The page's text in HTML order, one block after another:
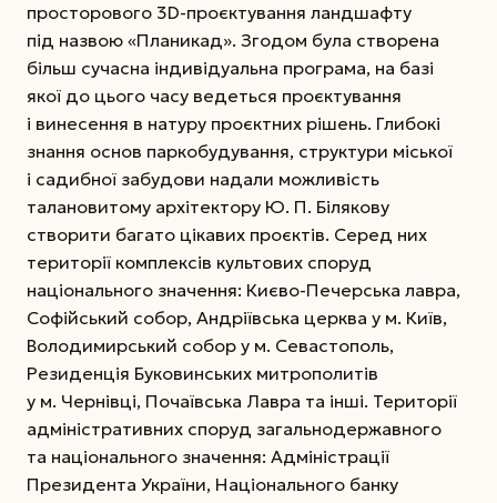
просторового 3D-проєктування ландшафту
під назвою «Планикад». Згодом була створена
більш сучасна індивідуальна програма, на базі
якої до цього часу ведеться проєктування
і винесення в натуру проєктних рішень. Глибокі
знання основ паркобудування, структури міської
і садибної забудови надали можливість
талановитому архітектору Ю. П. Білякову
створити багато цікавих проєктів. Серед них
території комплексів культових споруд
національного значення: Києво-Печерська лавра,
Софійський собор, Андріївська церква у м. Київ,
Володимирський собор у м. Севастополь,
Резиденція Буковинських митрополитів
у м. Чернівці, Почаївська Лавра та інші. Території
адміністративних споруд загальнодержавного
та національного значення: Адміністрації
Президента України, Національного банку